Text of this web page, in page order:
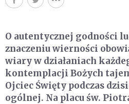
O autentycznej godności
znaczeniu wierności
wiary w działaniach
kontemplacji Bożych
Ojciec Święty podczas
ogólnej. Na placu św.